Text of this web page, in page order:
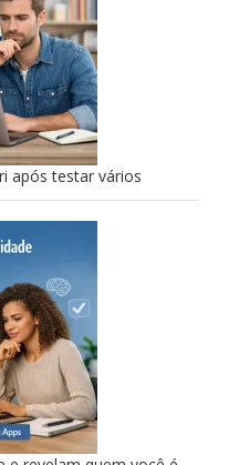
após testar vários